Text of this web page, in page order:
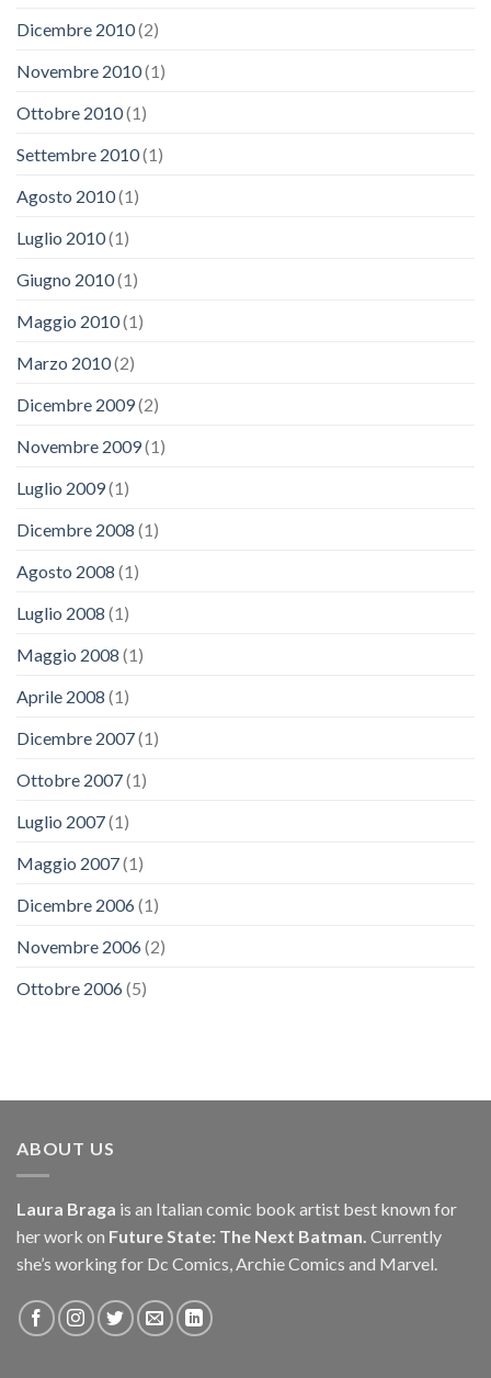
Dicembre 2010(2)
Novembre 2010(1)
Ottobre 2010(1)
Settembre 2010(1)
Agosto 2010(1)
Luglio 2010(1)
Giugno 2010(1)
Maggio 2010(1)
Marzo 2010(2)
Dicembre 2009(2)
Novembre 2009(1)
Luglio 2009(1)
Dicembre 2008 (1)
Agosto 2008 (1)
Luglio 2008 (1)
Maggio 2008 (1)
Aprile 2008 (1)
Dicembre 2007(1)
Ottobre 2007(1)
Luglio 2007(1)
Maggio 2007(1)
Dicembre 2006(1)
Novembre 2006(2)
Ottobre 2006(5)
ABOUT US
Laura Braga is an Italian comic book artist best known for
her work on Future State: The Next Batman. Currently
she’s working for Dc Comics, Archie Comics and Marvel.